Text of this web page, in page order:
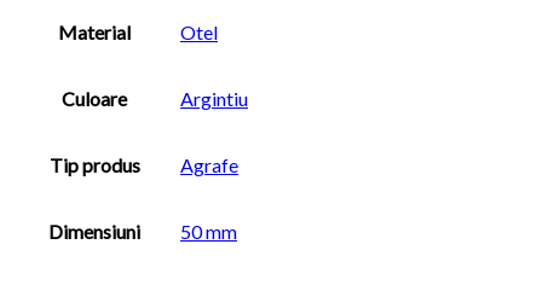
Material
Otel
Culoare Argintiu
Tip produs Agrafe
Dimensiuni 50 mm